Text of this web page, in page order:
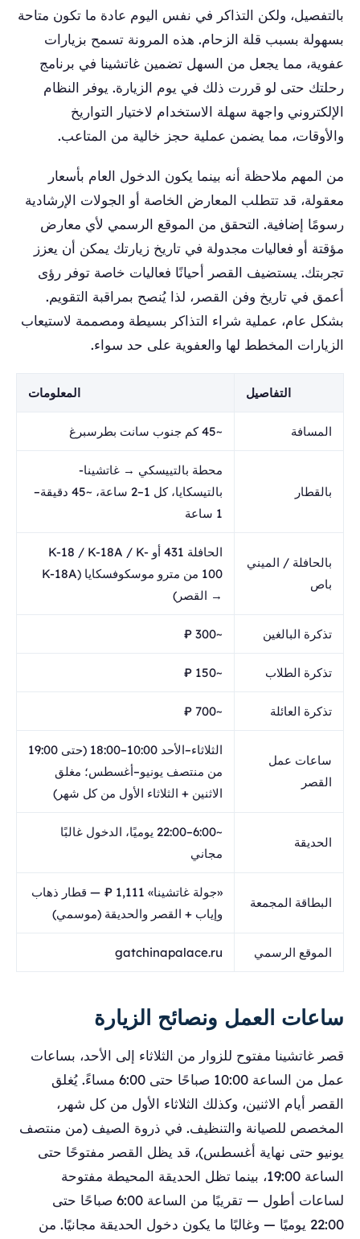
بالتفصيل، ولكن التذاكر في نفس اليوم عادة ما تكون متاحة
بسهولة بسبب قلة الزحام. هذه المرونة تسمح بزيارات
عفوية، مما يجعل من السهل تضمين غاتشينا في برنامج
رحلتك حتى لو قررت ذلك في يوم الزيارة. يوفر النظام
الإلكتروني واجهة سهلة الاستخدام لاختيار التواريخ
والأوقات، مما يضمن عملية حجز خالية من المتاعب.
من المهم ملاحظة أنه بينما يكون الدخول العام بأسعار
معقولة، قد تتطلب المعارض الخاصة أو الجولات الإرشادية
رسومًا إضافية. التحقق من الموقع الرسمي لأي معارض
مؤقتة أو فعاليات مجدولة في تاريخ زيارتك يمكن أن يعزز
تجربتك. يستضيف القصر أحيانًا فعاليات خاصة توفر رؤى
أعمق في تاريخ وفن القصر، لذا يُنصح بمراقبة التقويم.
بشكل عام، عملية شراء التذاكر بسيطة ومصممة لاستيعاب
الزيارات المخطط لها والعفوية على حد سواء.
التفاصيل المعلومات
المسافة ~45 كم جنوب سانت بطرسبرغ
بالقطار
محطة بالتييسكي → غاتشينا-
بالتيسكايا، كل 1–2 ساعة، ~45 دقيقة–
1 ساعة
بالحافلة / الميني
باص
الحافلة 431 أو K-18 / K-18A / K-
100 من مترو موسكوفسكايا (K-18A
→ القصر)
تذكرة البالغين ~300 ₽
تذكرة الطلاب ~150 ₽
تذكرة العائلة ~700 ₽
ساعات عمل
القصر
الثلاثاء–الأحد 10:00–18:00 (حتى 19:00
من منتصف يونيو–أغسطس؛ مغلق
الاثنين + الثلاثاء الأول من كل شهر)
الحديقة
~6:00–22:00 يوميًا، الدخول غالبًا
مجاني
البطاقة المجمعة
«جولة غاتشينا» 1,111 ₽ — قطار ذهاب
وإياب + القصر والحديقة (موسمي)
الموقع الرسمي gatchinapalace.ru
ساعات العمل ونصائح الزيارة
قصر غاتشينا مفتوح للزوار من الثلاثاء إلى الأحد، بساعات
عمل من الساعة 10:00 صباحًا حتى 6:00 مساءً. يُغلق
القصر أيام الاثنين، وكذلك الثلاثاء الأول من كل شهر،
المخصص للصيانة والتنظيف. في ذروة الصيف (من منتصف
يونيو حتى نهاية أغسطس)، قد يظل القصر مفتوحًا حتى
الساعة 19:00، بينما تظل الحديقة المحيطة مفتوحة
لساعات أطول — تقريبًا من الساعة 6:00 صباحًا حتى
22:00 يوميًا — وغالبًا ما يكون دخول الحديقة مجانيًا. من